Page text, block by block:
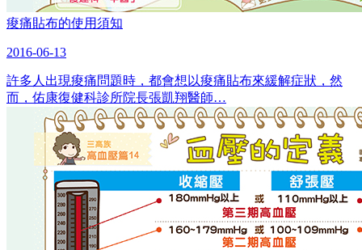
痠痛貼布的使用須知
2016-06-13
許多人出現痠痛問題時，都會想以痠痛貼布來緩解症狀，然
而，佑康復健科診所院長張凱翔醫師…